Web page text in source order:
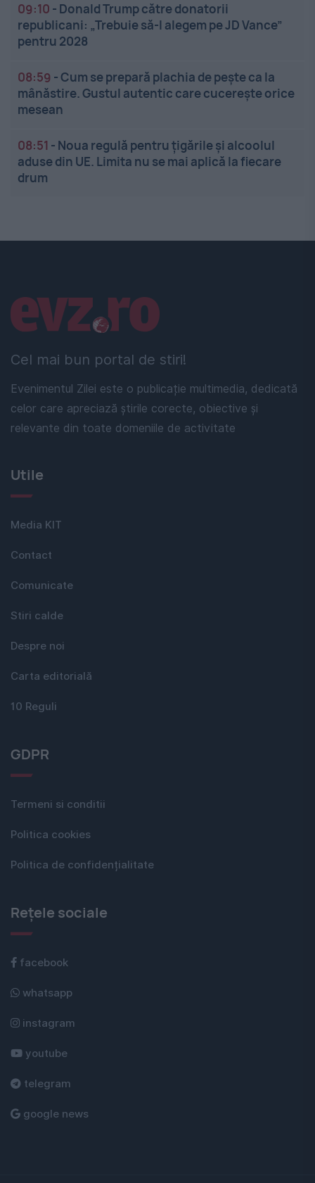
09:10 - Donald Trump către donatorii
republicani: „Trebuie să-l alegem pe JD Vance”
pentru 2028
08:59 -Cum se prepară plachia de pește ca la
mânăstire. Gustul autentic care cucerește orice
mesean
08:51 - Noua regulă pentru țigările și alcoolul
aduse din UE. Limita nu se mai aplică la fiecare
drum
Cel mai bun portal de stiri!
Evenimentul Zilei este o publicație multimedia, dedicată
celor care apreciază știrile corecte, obiective și
relevante din toate domeniile de activitate
Linkuri utile
Utile
Media KIT
Contact
Comunicate
Stiri calde
Despre noi
Carta editorială
10 Reguli
GDPR
Termeni si conditii
Politica cookies
Politica de confidențialitate
Rețele sociale
facebook
whatsapp
instagram
youtube
telegram
google news